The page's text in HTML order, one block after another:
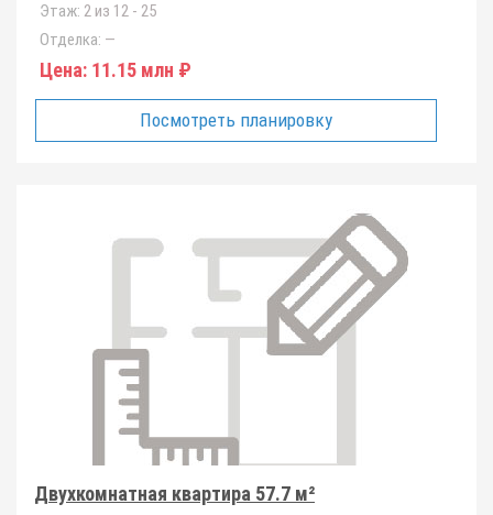
Этаж: 2 из 12 - 25
Отделка: —
Цена: 11.15 млн ₽
Посмотреть планировку
Двухкомнатная квартира 57.7 м²